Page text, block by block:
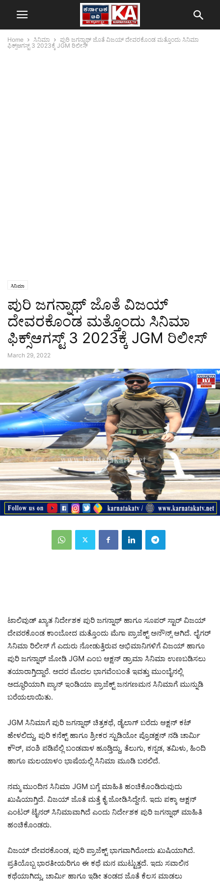
Home ಸಿನಿಮಾ
ಪುರಿ ಜಗನ್ನಾಥ್ ಜೊತೆ ವಿಜಯ್ ದೇವರಕೊಂಡ ಮತ್ತೊಂದು ಸಿನಿಮಾ
ಫಿಕ್ಸ್ಆಗಸ್ಟ್ 3 2023ಕ್ಕೆ JGM ರಿಲೀಸ್
ಸಿನಿಮಾ
ಪುರಿ ಜಗನ್ನಾಥ್ ಜೊತೆ ವಿಜಯ್
ದೇವರಕೊಂಡ ಮತ್ತೊಂದು ಸಿನಿಮಾ
ಫಿಕ್ಸ್ಆಗಸ್ಟ್ 3 2023ಕ್ಕೆ JGM ರಿಲೀಸ್
March 29, 2022
ಟಾಲಿವುಡ್ ಖ್ಯಾತ ನಿರ್ದೇಶಕ ಪುರಿ ಜಗನ್ನಾಥ್ ಹಾಗೂ ಸೂಪರ್ ಸ್ಟಾರ್ ವಿಜಯ್
ದೇವರಕೊಂಡ ಕಾಂಬೋದ ಮತ್ತೊಂದು ಮೆಗಾ ಪ್ರಾಜೆಕ್ಟ್ ಅನೌನ್ಸ್ ಆಗಿದೆ. ಲೈಗರ್
ಸಿನಿಮಾ ರಿಲೀಸ್ ಗೆ ಎದುರು ನೋಡುತ್ತಿರುವ ಅಭಿಮಾನಿಗಳಿಗೆ ವಿಜಯ್ ಹಾಗೂ
ಪುರಿ ಜಗನ್ನಾಥ್ ಜೋಡಿ JGM ಎಂಬ ಆಕ್ಷನ್ ಡ್ರಾಮಾ ಸಿನಿಮಾ ಉಣಬಡಿಸಲು
ತಯಾರಾಗ್ತಿದ್ದಾರೆ. ಅದರ ಮೊದಲ ಭಾಗವೆಂಬಂತೆ ಇವತ್ತು ಮುಂಬೈನಲ್ಲಿ
ಅದ್ಧೂರಿಯಾಗಿ ಪ್ಯಾನ್ ಇಂಡಿಯಾ ಪ್ರಾಜೆಕ್ಟ್ ಜನಗಣಮನ ಸಿನಿಮಾಗೆ ಮುನ್ನುಡಿ
ಬರೆಯಲಾಯಿತು.
JGM ಸಿನಿಮಾಗೆ ಪುರಿ ಜಗನ್ನಾಥ್ ಚಿತ್ರಕಥೆ, ಡೈಲಾಗ್ ಬರೆದು ಆಕ್ಷನ್ ಕಟ್
ಹೇಳಲಿದ್ದು, ಪುರಿ ಕನೆಕ್ಟ್ ಹಾಗೂ ಶ್ರೀಕರ ಸ್ಟುಡಿಯೋ ಪ್ರೊಡಕ್ಷನ್ ನಡಿ ಚಾರ್ಮಿ
ಕೌರ್, ವಂಶಿ ಪಡಿಪೆಲ್ಲಿ ಬಂಡವಾಳ ಹೂಡ್ತಿದ್ದು, ತೆಲುಗು, ಕನ್ನಡ, ತಮಿಳು, ಹಿಂದಿ
ಹಾಗೂ ಮಲಯಾಳಂ ಭಾಷೆಯಲ್ಲಿ ಸಿನಿಮಾ ಮೂಡಿ ಬರಲಿದೆ.
ನಮ್ಮ ಮುಂದಿನ ಸಿನಿಮಾ JGM ಬಗ್ಗೆ ಮಾಹಿತಿ ಹಂಚಿಕೊಂಡಿರುವುದು
ಖುಷಿಯಾಗ್ತಿದೆ. ವಿಜಯ್ ಜೊತೆ ಮತ್ತೆ ಕೈ ಜೋಡಿಸಿದ್ದೇನೆ. ಇದು ಪಕ್ಕಾ ಆಕ್ಷನ್
ಎಂಟರ್ ಟೈನರ್ ಸಿನಿಮಾವಾಗಿದೆ ಎಂದು ನಿರ್ದೇಶಕ ಪುರಿ ಜಗನ್ನಾಥ್ ಮಾಹಿತಿ
ಹಂಚಿಕೊಂಡರು.
ವಿಜಯ್ ದೇವರಕೊಂಡ, ಪುರಿ ಪ್ರಾಜೆಕ್ಟ್ ಭಾಗವಾಗಿರೋದು ಖುಷಿಯಾಗಿದೆ.
ಪ್ರತಿಯೊಬ್ಬ ಭಾರತೀಯರಿಗೂ ಈ ಕಥೆ ಮನ ಮುಟ್ಟುತ್ತದೆ. ಇದು ಸವಾಲಿನ
ಕಥೆಯಾಗಿದ್ದು, ಚಾರ್ಮಿ ಹಾಗೂ ಇಡೀ ತಂಡದ ಜೊತೆ ಕೆಲಸ ಮಾಡಲು